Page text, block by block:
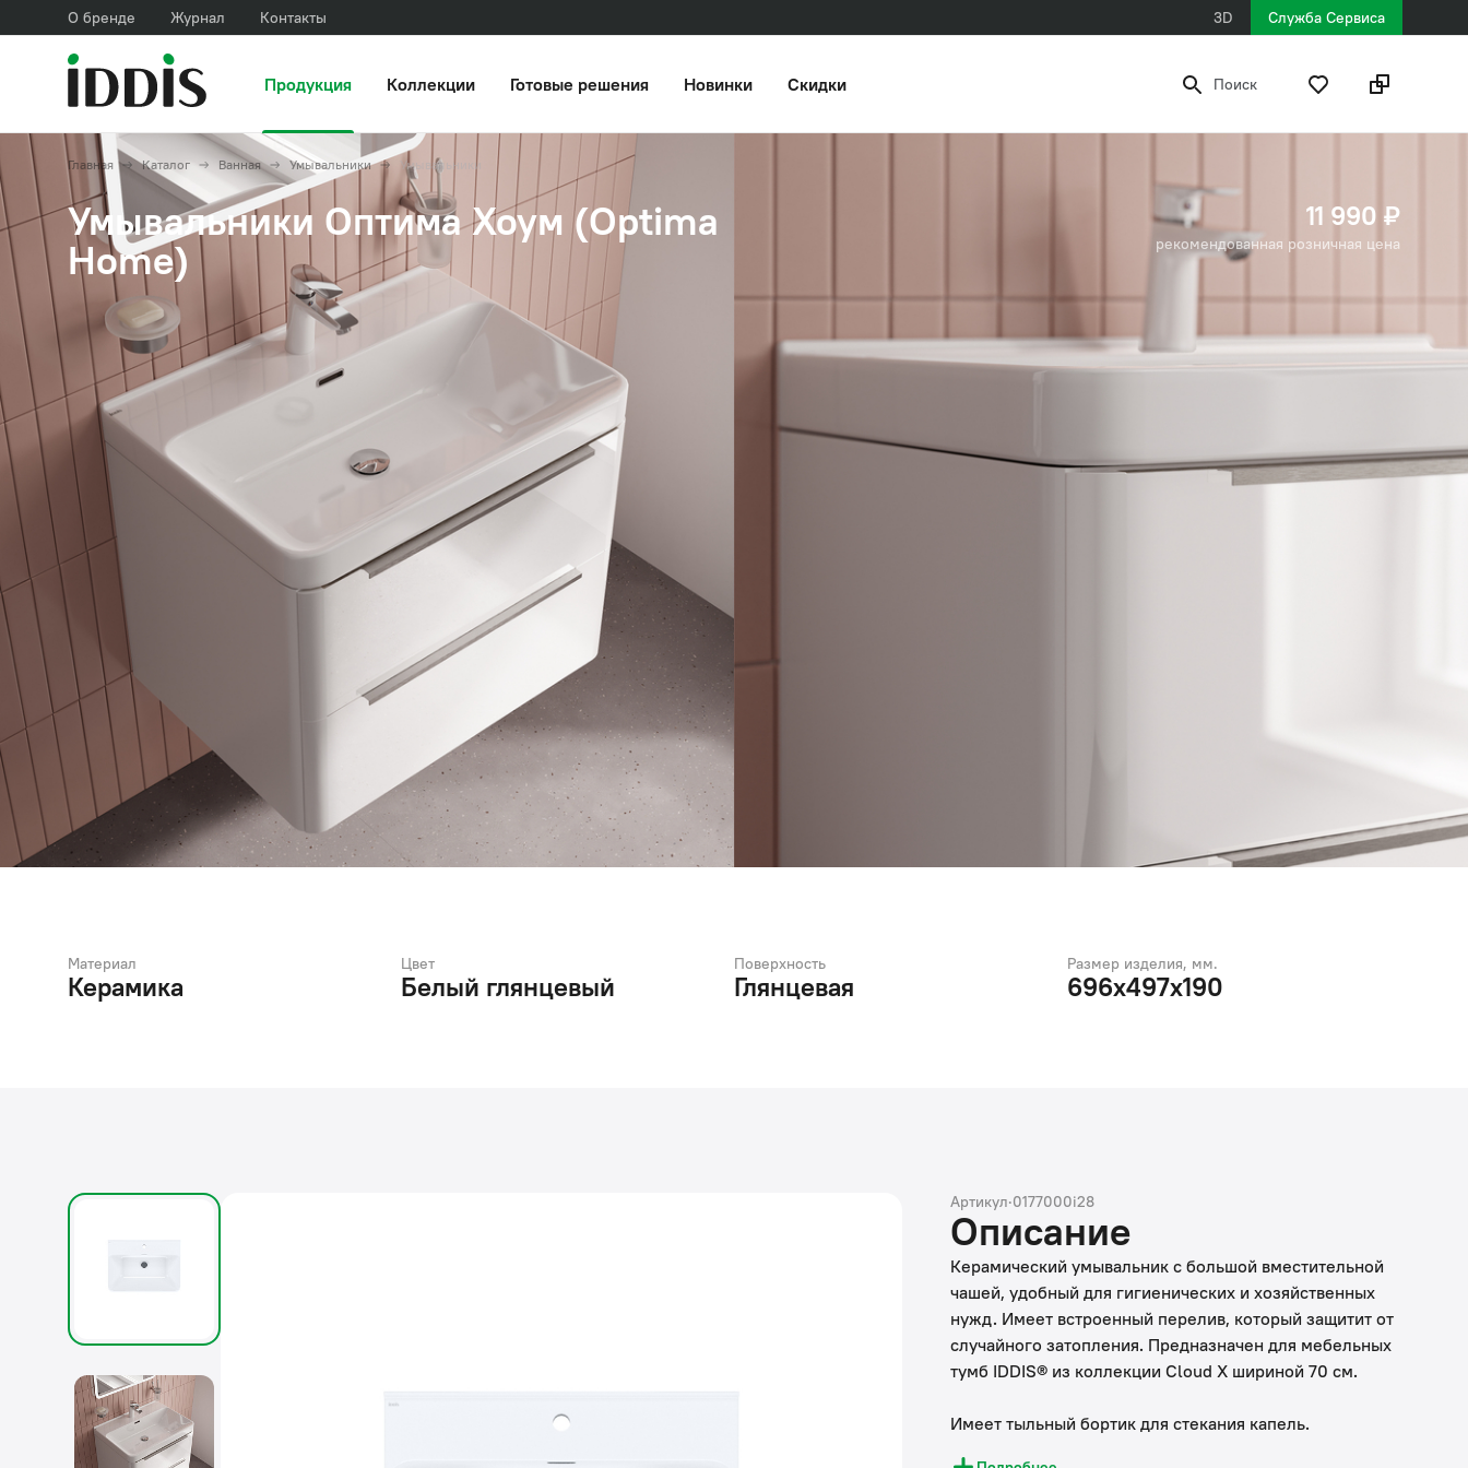
О бренде Журнал Контакты 3D Служба Сервиса
Продукция Коллекции Готовые решения Новинки Скидки Поиск
Главная Каталог Ванная Умывальники Умывальники
Умывальники Оптима Хоум (Optima
Home)
11 990 ₽
рекомендованная розничная цена
Материал
Керамика
Цвет
Белый глянцевый
Поверхность
Глянцевая
Размер изделия, мм.
696х497х190
Артикул·0177000i28
Описание
Керамический умывальник с большой вместительной
чашей, удобный для гигиенических и хозяйственных
нужд. Имеет встроенный перелив, который защитит от
случайного затопления. Предназначен для мебельных
тумб IDDIS® из коллекции Cloud X шириной 70 см.
Имеет тыльный бортик для стекания капель.